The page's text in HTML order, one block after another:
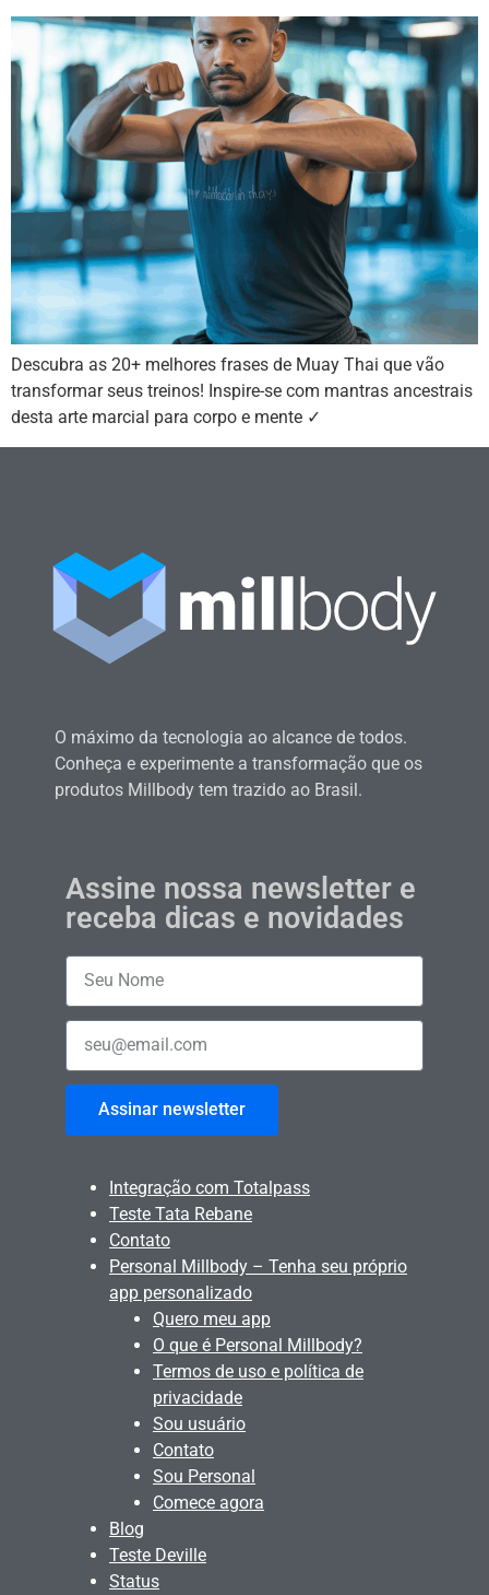
Descubra as 20+ melhores frases de Muay Thai que vão
transformar seus treinos! Inspire-se com mantras ancestrais
desta arte marcial para corpo e mente ✓
O máximo da tecnologia ao alcance de todos.
Conheça e experimente a transformação que os
produtos Millbody tem trazido ao Brasil.
Assine nossa newsletter e
receba dicas e novidades
Assinar newsletter
Integração com Totalpass
Teste Tata Rebane
Contato
Personal Millbody – Tenha seu próprio
app personalizado
Quero meu app
O que é Personal Millbody?
Termos de uso e política de
privacidade
Sou usuário
Contato
Sou Personal
Comece agora
Blog
Teste Deville
Status